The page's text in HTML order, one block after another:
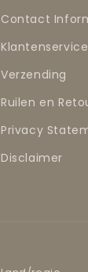
Contact
Klantenservice
Verzending
Ruilen en
Privacy
Disclaimer